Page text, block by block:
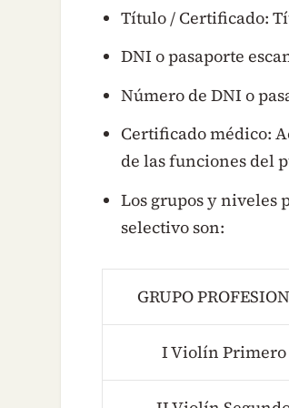
Título / Certificado:
DNI o pasaporte
Número de DNI o
Certificado médico:
de las funciones del
Los grupos y niveles
selectivo son:
GRUPO
I Violín Primero